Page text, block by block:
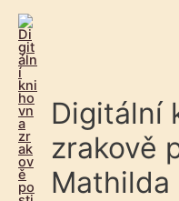
Digitální
zrakově
Mathilda